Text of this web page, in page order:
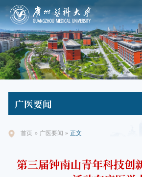
广医要闻
首页 » 广医要闻 » 正文
第三届钟南山青年科技创